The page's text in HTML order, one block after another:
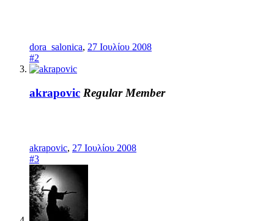
dora_salonica, 27 Ιουλίου 2008
#2
akrapovic Regular Member
akrapovic, 27 Ιουλίου 2008
#3